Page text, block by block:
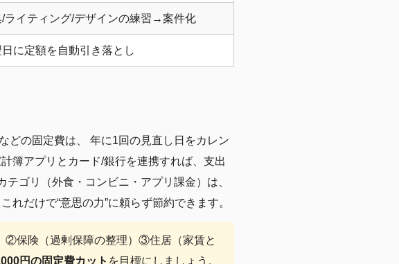
/ライティング/デザインの練習→案件化
に定額を自動引き落とし
どの固定費は、 年に1回の見直し日をカレン
簿アプリとカード/銀行を連携すれば、支出
ゴリ（外食・コンビニ・アプリ課金）は、
だけで“意思の力”に頼らず節約できます。
②保険（過剰保障の整理）③住居（家賃と
円の固定費カット を目標にしましょう。